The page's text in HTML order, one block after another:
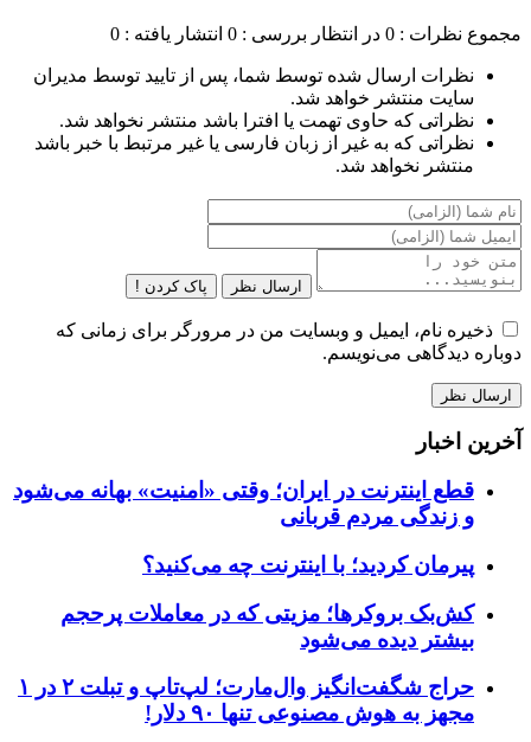
مجموع نظرات : 0 در انتظار بررسی : 0 انتشار یافته : 0
نظرات ارسال شده توسط شما، پس از تایید توسط مدیران
سایت منتشر خواهد شد.
نظراتی که حاوی تهمت یا افترا باشد منتشر نخواهد شد.
نظراتی که به غیر از زبان فارسی یا غیر مرتبط با خبر باشد
منتشر نخواهد شد.
ارسال نظر پاک کردن !
ذخیره نام، ایمیل و وبسایت من در مرورگر برای زمانی که
دوباره دیدگاهی می‌نویسم.
آخرین اخبار
قطع اینترنت در ایران؛ وقتی «امنیت» بهانه می‌شود
و زندگی مردم قربانی
پیرمان کردید؛ با اینترنت چه می‌کنید؟
کش‌بک بروکرها؛ مزیتی که در معاملات پرحجم
بیشتر دیده می‌شود
حراج شگفت‌انگیز وال‌مارت؛ لپ‌تاپ و تبلت ۲ در ۱
مجهز به هوش مصنوعی تنها ۹۰ دلار!